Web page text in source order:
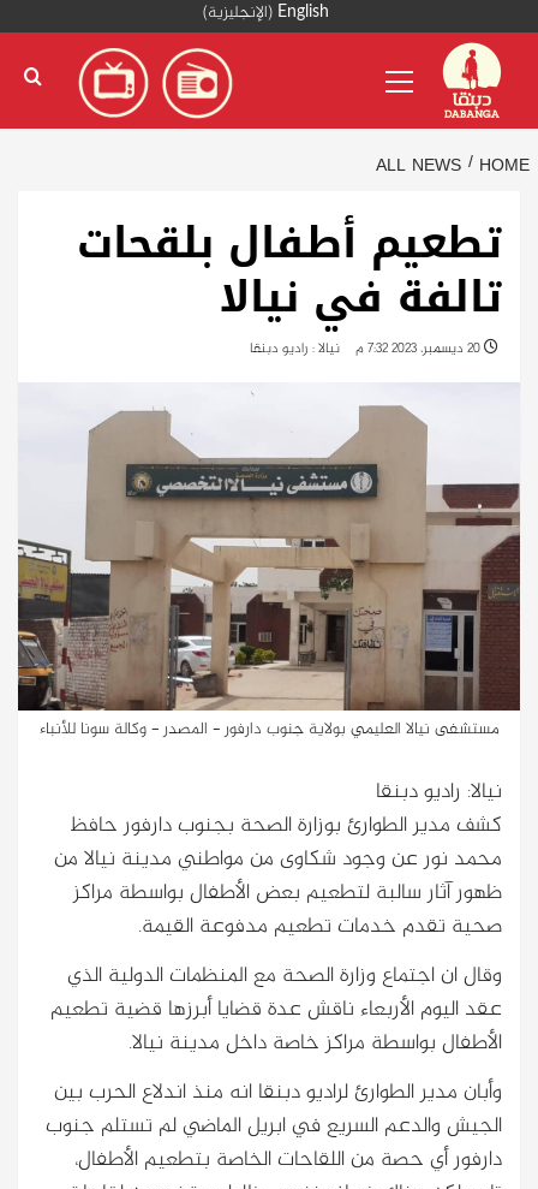
content
English
(الإنجليزية)
Menu
HOME
ALL NEWS
تطعيم أطفال بلقحات
تالفة في نيالا
نيالا : راديو دبنقا
مستشفى نيالا العليمي بولاية جنوب دارفور - المصدر - وكالة سونا للأنباء
نيالا: راديو دبنقا
كشف مدير الطوارئ بوزارة الصحة بجنوب دارفور حافظ
محمد نور عن وجود شكاوى من مواطني مدينة نيالا من
ظهور آثار سالبة لتطعيم بعض الأطفال بواسطة مراكز
صحية تقدم خدمات تطعيم مدفوعة القيمة.
وقال ان اجتماع وزارة الصحة مع المنظمات الدولية الذي
عقد اليوم الأربعاء ناقش عدة قضايا أبرزها قضية تطعيم
الأطفال بواسطة مراكز خاصة داخل مدينة نيالا.
وأبان مدير الطوارئ لراديو دبنقا انه منذ اندلاع الحرب بين
الجيش والدعم السريع في ابريل الماضي لم تستلم جنوب
دارفور أي حصة من اللقاحات الخاصة بتطعيم الأطفال،